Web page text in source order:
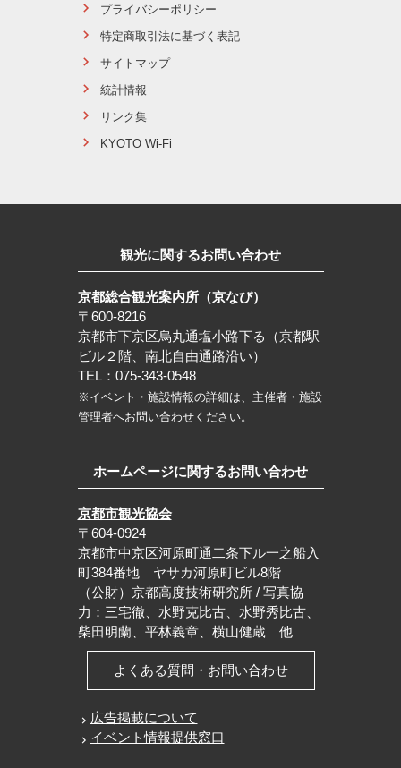
プライバシーポリシー
特定商取引法に基づく表記
サイトマップ
統計情報
リンク集
KYOTO Wi-Fi
観光に関するお問い合わせ
京都総合観光案内所（京なび）
〒600-8216
京都市下京区烏丸通塩小路下る（京都駅
ビル２階、南北自由通路沿い）
TEL：075-343-0548
※イベント・施設情報の詳細は、主催者・施設
管理者へお問い合わせください。
ホームページに関するお問い合わせ
京都市観光協会
〒604-0924
京都市中京区河原町通二条下ル一之船入
町384番地 ヤサカ河原町ビル8階
（公財）京都高度技術研究所 / 写真協
力：三宅徹、水野克比古、水野秀比古、
柴田明蘭、平林義章、横山健蔵 他
よくある質問・お問い合わせ
広告掲載について
イベント情報提供窓口